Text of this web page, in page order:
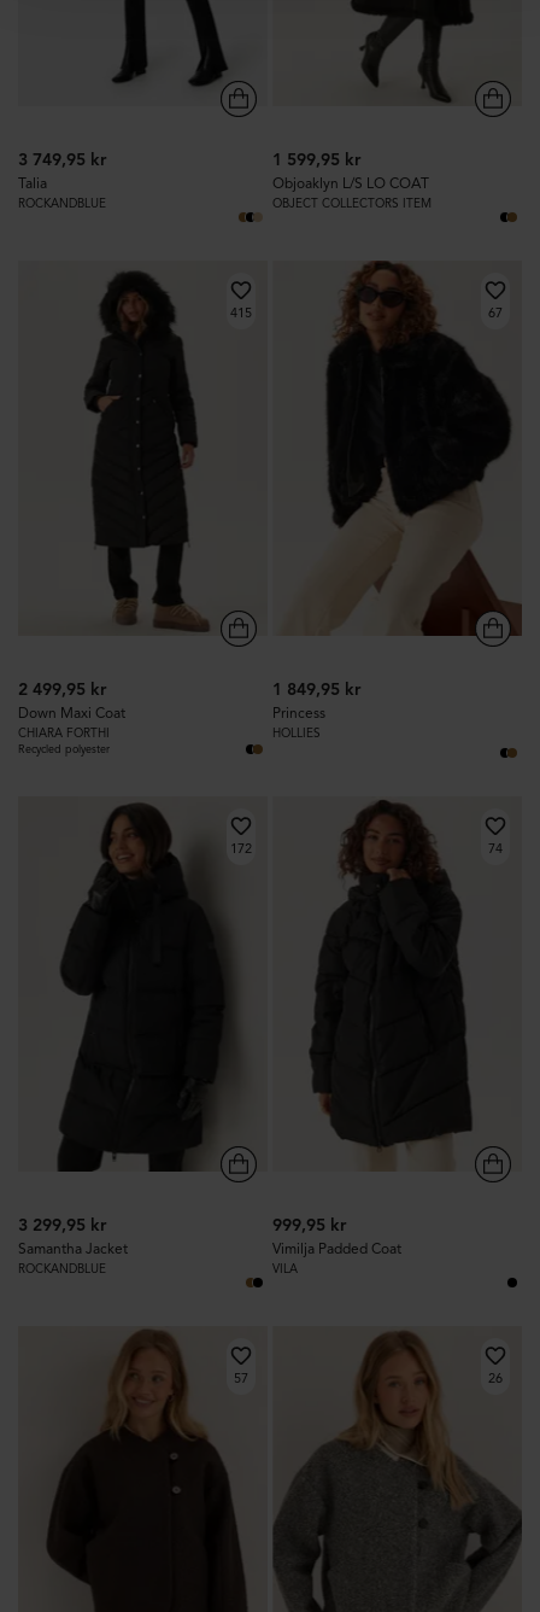
3 749,95 kr
Talia
ROCKANDBLUE
1 599,95 kr
Objoaklyn L/S LO COAT
OBJECT COLLECTORS ITEM
415
2 499,95 kr
Down Maxi Coat
CHIARA FORTHI
Recycled polyester
67
1 849,95 kr
Princess
HOLLIES
172
3 299,95 kr
Samantha Jacket
ROCKANDBLUE
74
999,95 kr
Vimilja Padded Coat
VILA
57 26